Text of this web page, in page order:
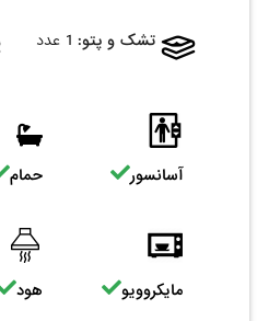
تشک و پتو: 1 عدد
آسانسور حمام
مایکروویو هود